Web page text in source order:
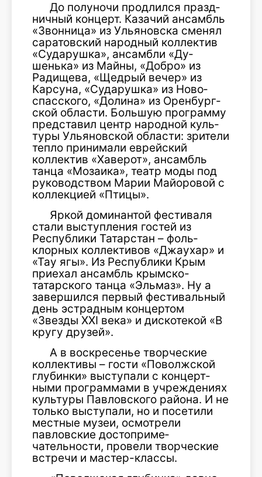
До полуночи продлился празд­
ничный концерт. Казачий ансамбль
«Звонница» из Ульяновска сменял
саратовский народный коллек­тив
«Сударушка», ансамбли «Ду­
шенька» из Майны, «Добро» из
Радищева, «Щедрый вечер» из
Карсуна, «Сударушка» из Ново­
спасского, «Долина» из Оренбург­
ской области. Большую программу
представил центр народной куль­
туры Ульяновской области: зри­тели
тепло принимали еврейский
коллектив «Хаверот», ансамбль
танца «Мозаика», театр моды под
руководством Марии Майоровой с
коллекцией «Птицы».
Яркой доминантой фестиваля
стали выступления гостей из
Республики Татарстан – фоль­
клорных коллективов «Джаухар» и
«Тау ягы». Из Республики Крым
приехал ансамбль крымско-
татарского танца «Эльмаз». Ну а
завершился первый фестиваль­ный
день эстрадным концертом
«Звезды ХХI века» и дискотекой «В
кругу друзей».
А в воскресенье творческие
коллективы – гости «Поволжской
глубинки» выступали с концерт­
ными программами в учреждени­ях
культуры Павловского района. И не
только выступали, но и посетили
местные музеи, осмо­трели
павловские достоприме­
чательности, провели творческие
встречи и мастер-классы.